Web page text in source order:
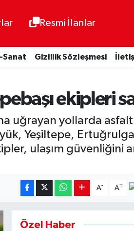
Resmi İlanlar
Sanat Gizlilik Sözleşmesi
ekipleri
uğrayan yollarda
Yeşiltepe,
ulaşım güvenliğini
A- A+
Özel Haber